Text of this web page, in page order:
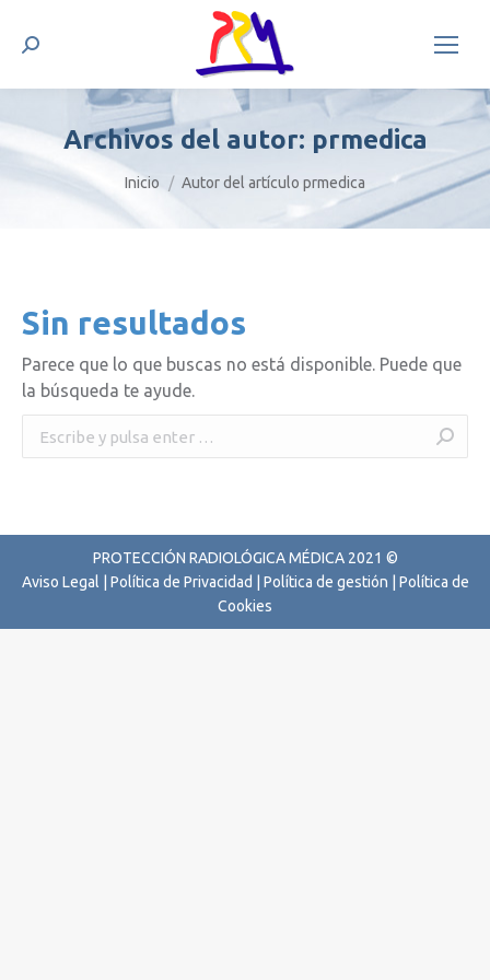
Buscar:
Archivos del autor: prmedica
Estás aquí:
Inicio Autor del artículo prmedica
Sin resultados
Parece que lo que buscas no está disponible. Puede que
la búsqueda te ayude.
Buscar:
PROTECCIÓN RADIOLÓGICA MÉDICA 2021 ©
Aviso Legal
Política de Privacidad Política de gestión
Política de
Cookies